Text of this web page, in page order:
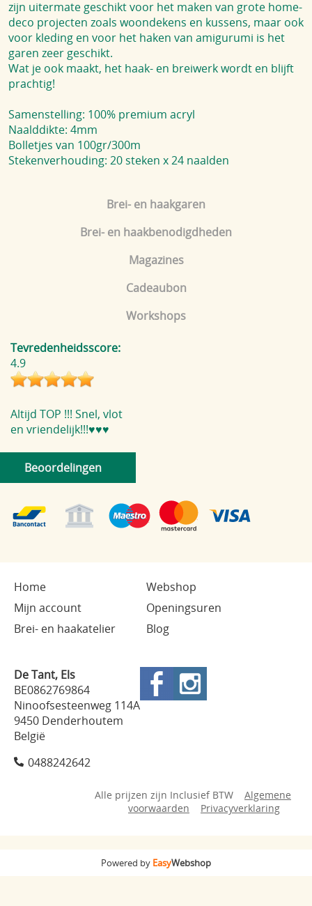
Brei- en haakgaren
Brei- en haakbenodigdheden
Magazines
Cadeaubon
Workshops
Tevredenheidsscore:
4.9
Altijd TOP !!! Snel, vlot
en vriendelijk!!!♥️♥️♥️
Beoordelingen
zijn uitermate geschikt voor het maken van grote home-
deco projecten zoals woondekens en kussens, maar ook
voor kleding en voor het haken van amigurumi is het
garen zeer geschikt.
Wat je ook maakt, het haak- en breiwerk wordt en blijft
prachtig!
Samenstelling: 100% premium acryl
Naalddikte: 4mm
Bolletjes van 100gr/300m
Stekenverhouding: 20 steken x 24 naalden
Home
Webshop
Mijn account
Openingsuren
Brei- en haakatelier
Blog
De Tant, Els
BE0862769864
Ninoofsesteenweg 114A
9450 Denderhoutem
België
0488242642
Alle prijzen zijn Inclusief BTW
Algemene
voorwaarden
Privacyverklaring
Powered by EasyWebshop